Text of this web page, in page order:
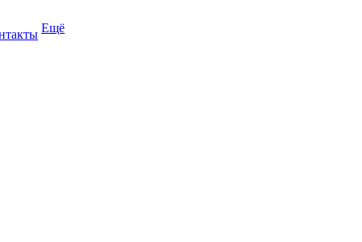
Ещё